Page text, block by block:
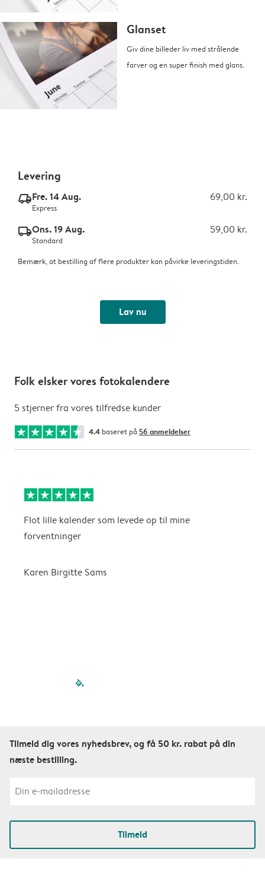
Glanset
Giv dine billeder liv med strålende
farver og en super finish med glans.
Levering
delivery_express_v2Fre. 14 Aug. 69,00 kr.
Express
delivery_standard_v2Ons. 19 Aug. 59,00 kr.
Standard
Bemærk, at bestilling af flere produkter kan påvirke leveringstiden.
Lav nu
Folk elsker vores fotokalendere
5 stjerner fra vores tilfredse kunder
4.4 baseret på 56 anmeldelser
Flot lille kalender som levede op til mine
forventninger
Karen Birgitte Sams
filled-pagination
Tilmeld dig vores nyhedsbrev, og få 50 kr. rabat på din
næste bestilling.
Tilmeld